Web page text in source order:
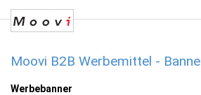
Moovi B2B Werbemittel -
Werbebanner